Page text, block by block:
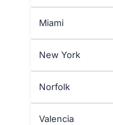
Miami
New York
Norfolk
Valencia